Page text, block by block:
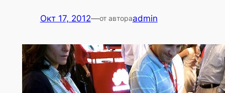
Окт 17, 2012—от автораadmin